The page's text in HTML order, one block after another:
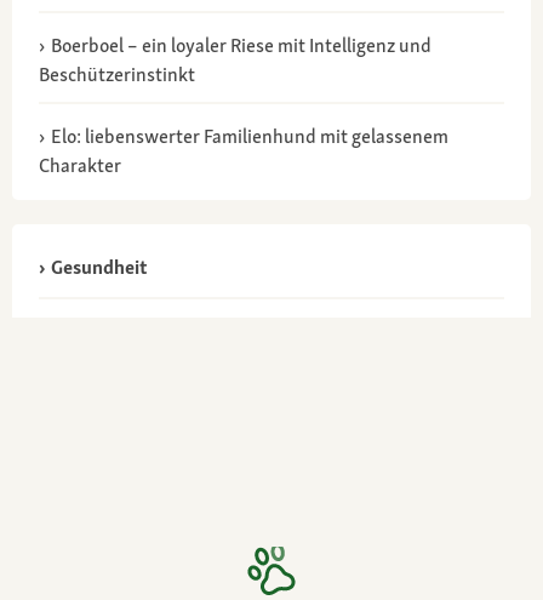
Boerboel – ein loyaler Riese mit Intelligenz und
Beschützerinstinkt
Elo: liebenswerter Familienhund mit gelassenem
Charakter
Gesundheit